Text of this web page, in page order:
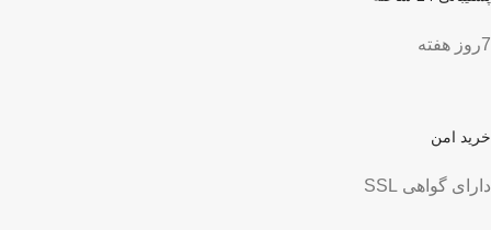
7روز هفته
خرید امن
دارای گواهی SSL